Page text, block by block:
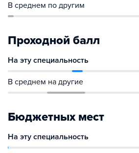
В среднем по другим
Проходной балл
На эту специальность
В среднем на другие
Бюджетных мест
На эту специальность